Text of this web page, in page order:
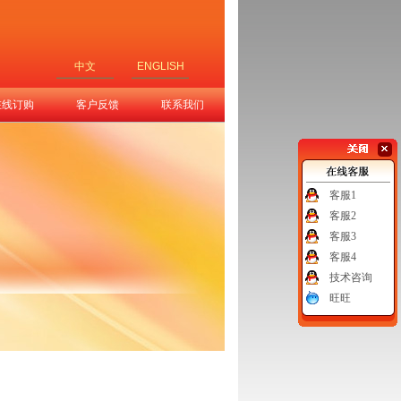
中文 ENGLISH
订购 客户反馈 联系我们
客服1
客服2
客服3
客服4
技术咨询
旺旺